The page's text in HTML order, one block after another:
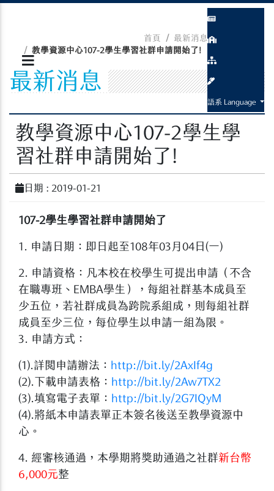
語系 Language
首頁 最新消息
教學資源中心107-2學生學習社群申請開始了!
最新消息
教學資源中心107-2學生學
習社群申請開始了!
日期 : 2019-01-21
107-2學生學習社群申請開始了
​1. 申請日期：即日起至108年03月04日(一)
2. 申請資格：凡本校在校學生可提出申請（不含
在職專班、EMBA學生），每組社群基本成員至
少五位，若社群成員為跨院系組成，則每組社群
成員至少三位，每位學生以申請一組為限。
​3. 申請方式：
(1).詳閱申請辦法： http://bit.ly/2AxIf4g
(2).下載申請表格： http://bit.ly/2Aw7TX2
(3).填寫電子表單： http://bit.ly/2G7IQyM​
(4).將紙本申請表單正本簽名後送至教學資源中
心。
4. 經審核通過，本學期將獎助通過之社群新台幣
6,000元整